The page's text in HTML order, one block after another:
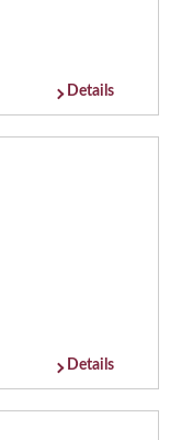
Details
Details